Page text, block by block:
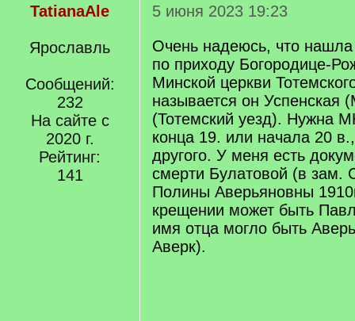
TatianaAle
Ярославль
Сообщений:
232
На сайте с
2020 г.
Рейтинг:
141
5 июня 2023 19:23
Очень надеюсь, что
по приходу Богородице-
Минской церкви
называется он Успенская
(Тотемский уезд). Нужна
конца 19. или начала 20
другого. У меня есть
смерти Булатовой (в зам.
Полины Аверьяновны
крещении может быть
имя отца могло быть
Аверк).